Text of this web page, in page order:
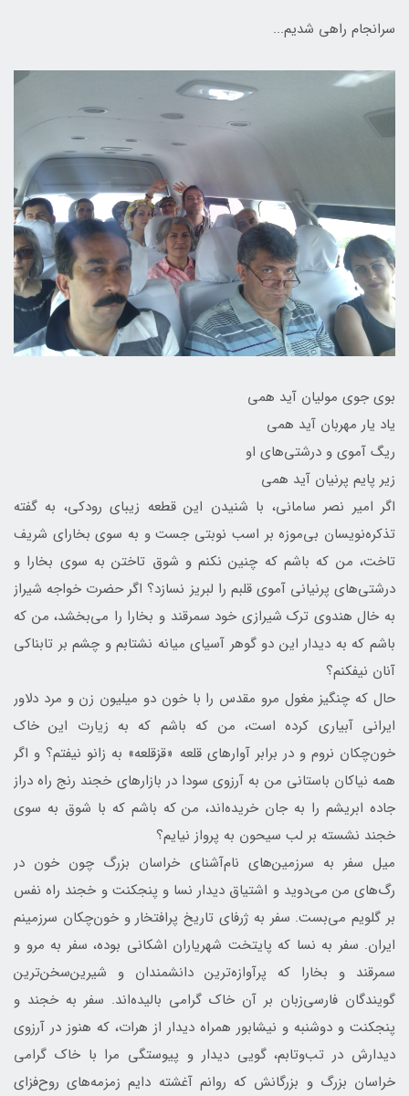
سرانجام راهی شدیم...
بوی جوی مولیان آید همی
یاد یار مهربان آید همی
ریگ آموی و درشتی‌های او
زیر پایم پرنیان آید همی
اگر امیر نصر سامانی، با شنیدن این قطعه زیبای رودکی، به گفته
تذکره‌نویسان بی‌موزه بر اسب نوبتی جست و به سوی بخارای شریف
تاخت، من که باشم که چنین نکنم و شوق تاختن به سوی بخارا و
درشتی‌های پرنیانی آموی قلبم را لبریز نسازد؟ اگر حضرت خواجه شیراز
به خال هندوی ترک شیرازی خود سمرقند و بخارا را می‌بخشد، من که
باشم که به دیدار این دو گوهر آسیای میانه نشتابم و چشم بر تابناکی
آنان نیفکنم؟
حال که چنگیز مغول مرو مقدس را با خون دو میلیون زن و مرد دلاور
ایرانی آبیاری کرده است، من که باشم که به زیارت این خاک
خون‌چکان نروم و در برابر آوارهای قلعه «قزقلعه» به زانو نیفتم؟ و اگر
همه نیاکان باستانی من به آرزوی سودا در بازارهای خجند رنج راه دراز
جاده ابریشم را به جان خریده‌اند، من که باشم که با شوق به سوی
خجند نشسته بر لب سیحون به پرواز نیایم؟
میل سفر به سرزمین‌های نام‌آشنای خراسان بزرگ چون خون در
رگ‌های من می‌دوید و اشتیاق دیدار نسا و پنجکنت و خجند راه نفس
بر گلویم می‌بست. سفر به ژرفای تاریخ پرافتخار و خون‌چکان سرزمینم
ایران. سفر به نسا که پایتخت شهریاران اشکانی بوده، سفر به مرو و
سمرقند و بخارا که پرآوازه‌ترین دانشمندان و شیرین‌سخن‌ترین
گویندگان فارسی‌زبان بر آن خاک گرامی بالیده‌اند. سفر به خجند و
پنجکنت و دوشنبه و نیشابور همراه دیدار از هرات، که هنوز در آرزوی
دیدارش در تب‌وتابم، گویی دیدار و پیوستگی مرا با خاک گرامی
خراسان بزرگ و بزرگانش که روانم آغشته دایم زمزمه‌های روح‌فزای